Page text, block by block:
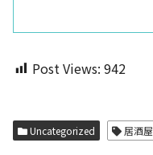
Post Views: 942
Uncategorized 居酒屋